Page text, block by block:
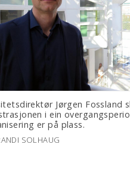
Jørgen Fossland
i ein
er på plass.
SOLHAUG